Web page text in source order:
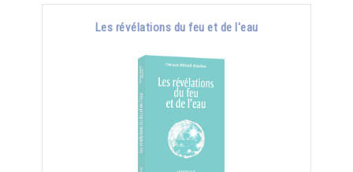
Les révélations du feu et de l'eau